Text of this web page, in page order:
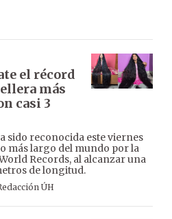
el récord
más
casi 3
sido reconocida este viernes
más largo del mundo por la
Records, al alcanzar una
de longitud.
ÚH